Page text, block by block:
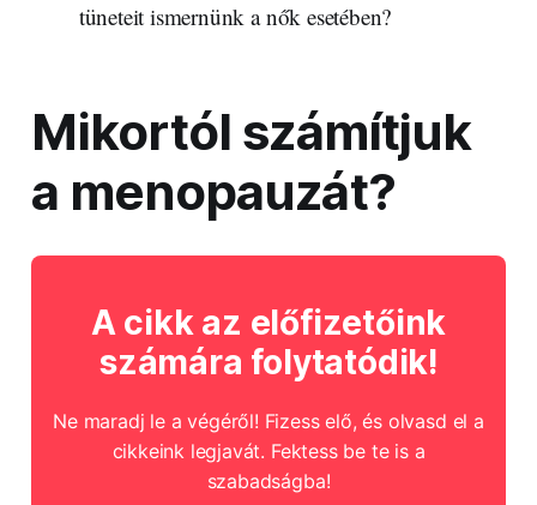
tüneteit ismernünk a nők esetében?
Mikortól számítjuk
a menopauzát?
A cikk az előfizetőink
számára folytatódik!
Ne maradj le a végéről! Fizess elő, és olvasd el a
cikkeink legjavát. Fektess be te is a
szabadságba!